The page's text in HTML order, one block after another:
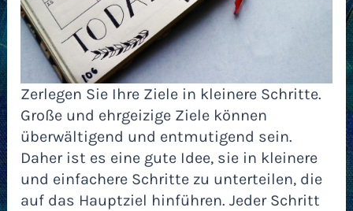
Zerlegen Sie Ihre Ziele in kleinere Schritte.
Große und ehrgeizige Ziele können
überwältigend und entmutigend sein.
Daher ist es eine gute Idee, sie in kleinere
und einfachere Schritte zu unterteilen, die
auf das Hauptziel hinführen. Jeder Schritt